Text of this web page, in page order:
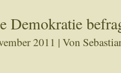
Demokratie
2011 | Von